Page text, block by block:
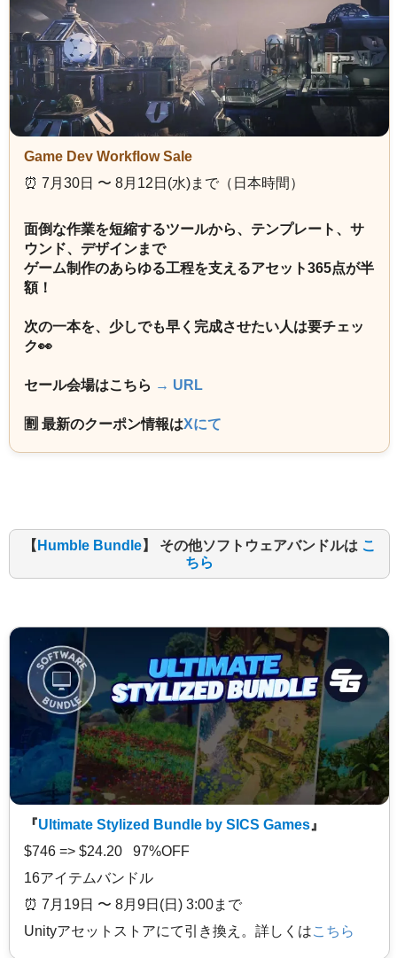
Game Dev Workflow Sale
⏰️ 7月30日 〜 8月12日(水)まで（日本時間）
面倒な作業を短縮するツールから、テンプレート、サ
ウンド、デザインまで
ゲーム制作のあらゆる工程を支えるアセット365点が半
額！
次の一本を、少しでも早く完成させたい人は要チェッ
ク👀
セール会場はこちら → URL
🈹 最新のクーポン情報はXにて
【 Humble Bundle】 その他ソフトウェアバンドルは こ
ちら
『Ultimate Stylized Bundle by SICS Games 』
$746 => $24.20 97%OFF
16アイテムバンドル
⏰️ 7月19日 〜 8月9日(日) 3:00まで
Unityアセットストアにて引き換え。詳しくはこちら